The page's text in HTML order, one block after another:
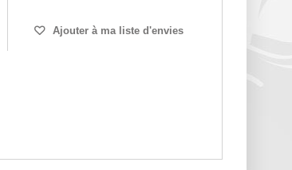
Ajouter à ma liste d'envies